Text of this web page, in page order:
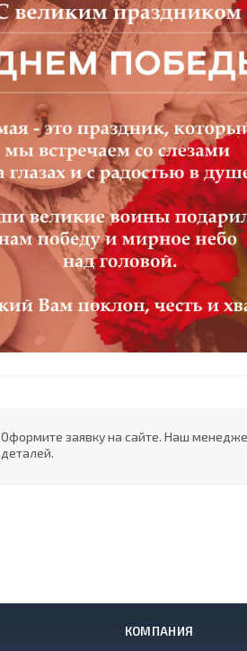
Оформите заявку на сайте. Наш
деталей.
КОМПАНИЯ